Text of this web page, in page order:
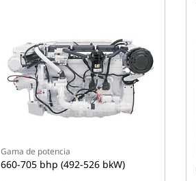
Gama de potencia
660-705 bhp (492-526 bkW)